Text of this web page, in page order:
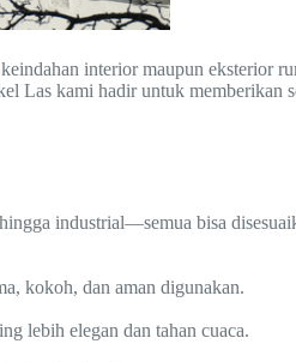
interior maupun eksterior
Las kami hadir untuk memberikan
industrial—semua bisa
kokoh, dan aman digunakan.
lebih elegan dan tahan cuaca.